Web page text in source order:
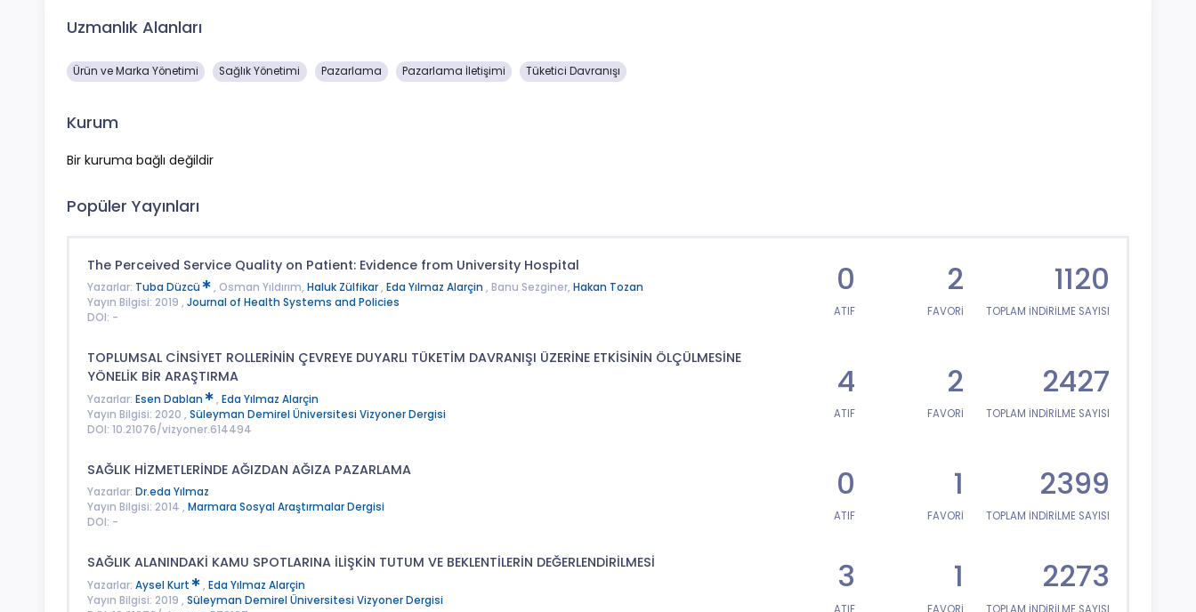
Uzmanlık Alanları
Ürün ve Marka Yönetimi Sağlık Yönetimi Pazarlama Pazarlama İletişimi Tüketici Davranışı
Kurum
Bir kuruma bağlı değildir
Popüler Yayınları
The Perceived Service Quality on Patient: Evidence from University Hospital
Yazarlar: Tuba Düzcü , Osman Yıldırım, Haluk Zülfikar, Eda Yılmaz Alarçin , Banu Sezginer, Hakan Tozan
Yayın Bilgisi: 2019 , Journal of Health Systems and Policies
DOI: -
0
ATIF
2
FAVORİ
1120
TOPLAM İNDİRİLME SAYISI
TOPLUMSAL CİNSİYET ROLLERİNİN ÇEVREYE DUYARLI TÜKETİM DAVRANIŞI ÜZERİNE ETKİSİNİN ÖLÇÜLMESİNE
YÖNELİK BİR ARAŞTIRMA
Yazarlar: Esen Dablan , Eda Yılmaz Alarçin
Yayın Bilgisi: 2020 , Süleyman Demirel Üniversitesi Vizyoner Dergisi
DOI: 10.21076/vizyoner.614494
4
ATIF
2
FAVORİ
2427
TOPLAM İNDİRİLME SAYISI
SAĞLIK HİZMETLERİNDE AĞIZDAN AĞIZA PAZARLAMA
Yazarlar: Dr.eda Yılmaz
Yayın Bilgisi: 2014 , Marmara Sosyal Araştırmalar Dergisi
DOI: -
0
ATIF
1
FAVORİ
2399
TOPLAM İNDİRİLME SAYISI
SAĞLIK ALANINDAKİ KAMU SPOTLARINA İLİŞKİN TUTUM VE BEKLENTİLERİN DEĞERLENDİRİLMESİ
Yazarlar: Aysel Kurt , Eda Yılmaz Alarçin
Yayın Bilgisi: 2019 , Süleyman Demirel Üniversitesi Vizyoner Dergisi
3
ATIF
1
FAVORİ
2273
TOPLAM İNDİRİLME SAYISI